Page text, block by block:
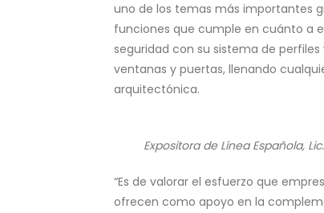
uno de los temas más importantes
funciones que cumple en cuánto a
seguridad con su sistema de perfiles
ventanas y puertas, llenando
arquitectónica.
Expositora de Línea Española,
“Es de valorar el esfuerzo que
ofrecen como apoyo en la